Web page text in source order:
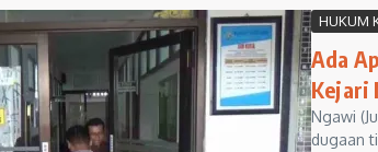
HUKUM
Ada
Kejari
Ngawi
dugaan